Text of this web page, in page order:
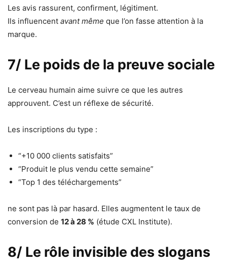
Les avis rassurent, confirment, légitiment.
Ils influencent avant même que l’on fasse attention à la
marque.
7/ Le poids de la preuve sociale
Le cerveau humain aime suivre ce que les autres
approuvent. C’est un réflexe de sécurité.
Les inscriptions du type :
“+10 000 clients satisfaits”
“Produit le plus vendu cette semaine”
“Top 1 des téléchargements”
ne sont pas là par hasard. Elles augmentent le taux de
conversion de 12 à 28 % (étude CXL Institute).
8/ Le rôle invisible des slogans